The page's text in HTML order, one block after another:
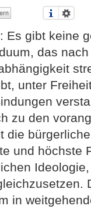
Es gibt keine
das
unter
zu den
die
und höchste
in